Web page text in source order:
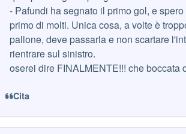
- Pafundi ha segnato il primo gol, e
primo di molti. Unica cosa, a volte è
pallone, deve passarla e non scartare
rientrare sul sinistro.
oserei dire FINALMENTE!!! che boccata
Cita